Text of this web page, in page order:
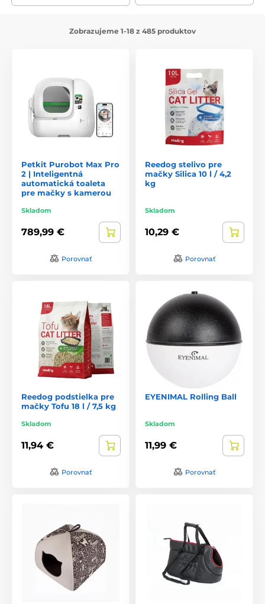
Zobrazujeme 1-18 z 485 produktov
Petkit Purobot Max Pro
2 | Inteligentná
automatická toaleta
pre mačky s kamerou
Skladom
789,99 €
Porovnať
Reedog stelivo pre
mačky Silica 10 l / 4,2
kg
Skladom
10,29 €
Porovnať
Reedog podstielka pre
mačky Tofu 18 l / 7,5 kg
Skladom
11,94 €
Porovnať
EYENIMAL Rolling Ball
Skladom
11,99 €
Porovnať